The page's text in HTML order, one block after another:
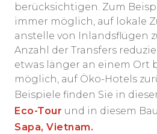
berücksichtigen. Zum
immer möglich, auf lokale
anstelle von Inlandsflügen
Anzahl der Transfers
etwas länger an einem Ort
möglich, auf Öko-Hotels
Beispiele finden Sie in
Eco-Tour und in diesem
Sapa, Vietnam.